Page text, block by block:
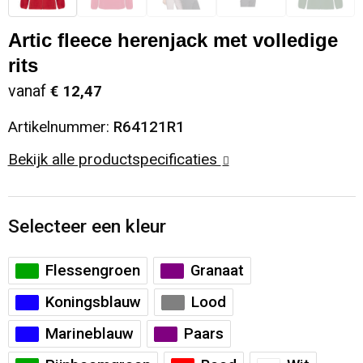
Sleutelhangers en Lanyards
Spellen voor binnen en buiten
Sport
Veiligheid, Auto en Fiets
Vrije tijd en Strand
Opvouwbare tassen
Reistassen
Rugzakken
Schoudertassen
Sporttassen
Blazers
Artic fleece herenjack met volledige
rits
vanaf € 12,47
Artikelnummer: R64121R1
Bekijk alle productspecificaties
Selecteer een kleur
Flessengroen
Granaat
Koningsblauw
Lood
Marineblauw
Paars